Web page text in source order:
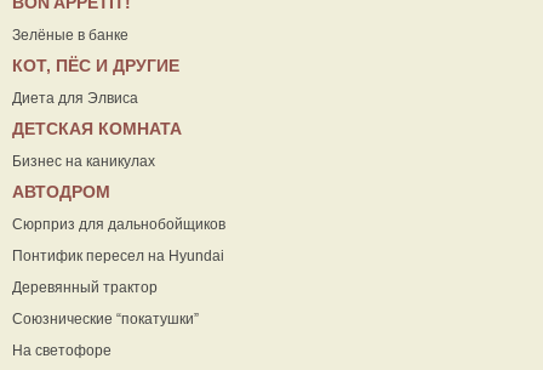
Зелёные в банке
КОТ, ПЁС И ДРУГИЕ
Диета для Элвиса
ДЕТСКАЯ КОМНАТА
Бизнес на каникулах
АВТОДРОМ
Сюрприз для дальнобойщиков
Понтифик пересел на Hyundai
Деревянный трактор
Союзнические “покатушки”
На светофоре